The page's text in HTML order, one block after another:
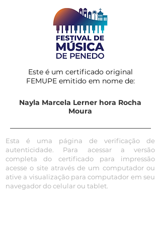
Este é um certificado original
FEMUPE emitido em nome de:
Nayla Marcela Lerner hora Rocha
Moura
Esta é uma página de verificação de
autenticidade. Para acessar a versão
completa do certificado para impressão
acesse o site através de um computador ou
ative a visualização para computador em seu
navegador do celular ou tablet.